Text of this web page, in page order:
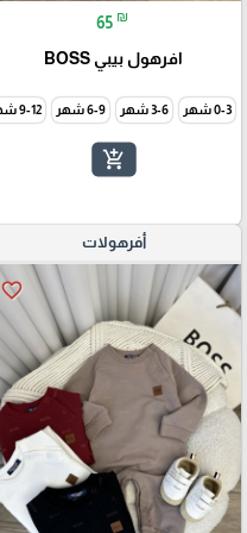
65 ₪
افرهول بيبي BOSS
0-3 شهر 3-6 شهر 6-9 شهر 9-12 شهر
add_shopping_cart
أفرهولات
favorite_border